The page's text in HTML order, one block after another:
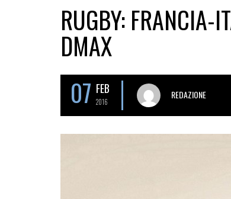
RUGBY: FRANCIA-
DMAX
07 FEB
2016
REDAZIONE